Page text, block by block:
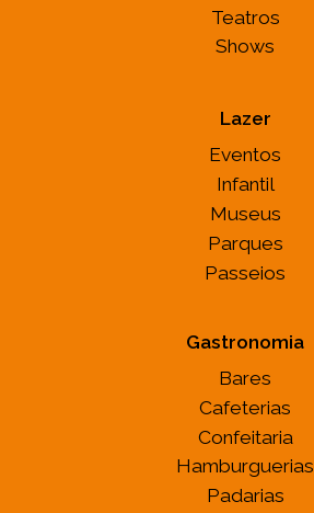
Teatros
Shows
Lazer
Eventos
Infantil
Museus
Parques
Passeios
Gastronomia
Bares
Cafeterias
Confeitaria
Hamburguerias
Padarias